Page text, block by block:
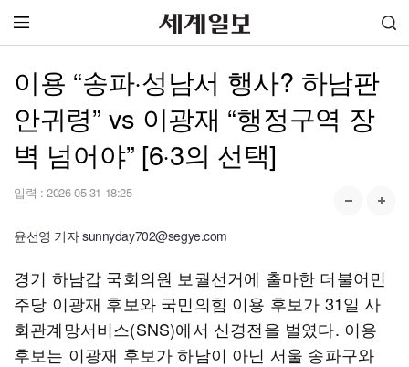
이용 “송파·성남서 행사? 하남판
안귀령” vs 이광재 “행정구역 장
벽 넘어야” [6·3의 선택]
입력 : 2026-05-31 18:25
윤선영 기자 sunnyday702@segye.com
경기 하남갑 국회의원 보궐선거에 출마한 더불어민
주당 이광재 후보와 국민의힘 이용 후보가 31일 사
회관계망서비스(SNS)에서 신경전을 벌였다. 이용
후보는 이광재 후보가 하남이 아닌 서울 송파구와